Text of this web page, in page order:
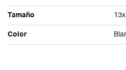
Tamaño
Color